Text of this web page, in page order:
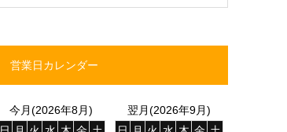
営業日カレンダー
今月(2026年8月)
翌月(2026年9月)